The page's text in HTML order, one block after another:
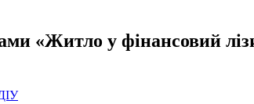
«Житло у фінансовий